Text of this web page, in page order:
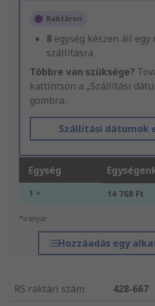
Raktáron
8 egység készen áll
szállításra
Többre van szüksége?
kattintson a „Szállítási
gombra.
Szállítási dátumok
Egység
1 + 14 768 Ft
*irányár
Hozzáadás egy
RS raktári szám:
428-667